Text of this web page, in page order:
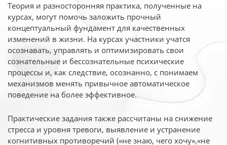
Теория и разносторонняя практика, полученные на
курсах, могут помочь заложить прочный
концептуальный фундамент для качественных
изменений в жизни. На курсах участники учатся
осознавать, управлять и оптимизировать свои
сознательные и бессознательные психические
процессы и, как следствие, осознанно, с понимаем
механизмов менять привычное автоматическое
поведение на более эффективное.
Практические задания также рассчитаны на снижение
стресса и уровня тревоги, выявление и устранение
когнитивных противоречий («не знаю, чего хочу»,«не